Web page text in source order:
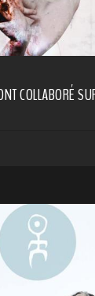
COLLABORÉ